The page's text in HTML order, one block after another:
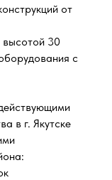
от
30
с
в г. Якутске